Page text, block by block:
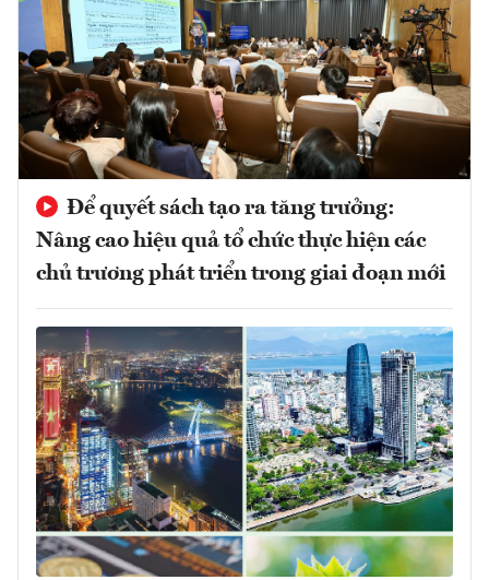
Để quyết sách tạo ra tăng trưởng:
Nâng cao hiệu quả tổ chức thực hiện các
chủ trương phát triển trong giai đoạn mới